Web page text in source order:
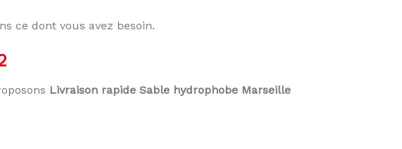
ce dont vous avez besoin.
Livraison rapide Sable hydrophobe Marseille